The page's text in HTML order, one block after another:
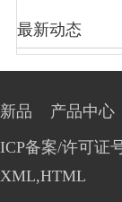
最新动态
新品 产品中心
ICP备案/许可证
XML,HTML